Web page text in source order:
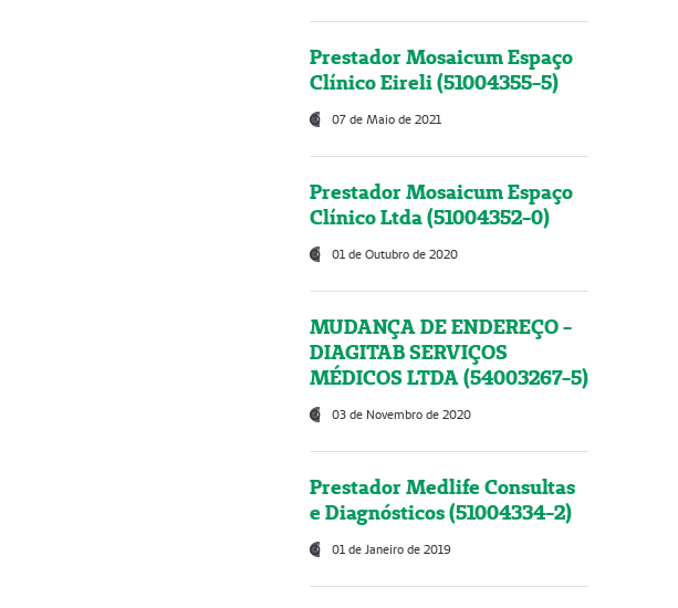
Prestador Mosaicum Espaço
Clínico Eireli (51004355-5)
07 de Maio de 2021
Prestador Mosaicum Espaço
Clínico Ltda (51004352-0)
01 de Outubro de 2020
MUDANÇA DE ENDEREÇO -
DIAGITAB SERVIÇOS
MÉDICOS LTDA (54003267-5)
03 de Novembro de 2020
Prestador Medlife Consultas
e Diagnósticos (51004334-2)
01 de Janeiro de 2019